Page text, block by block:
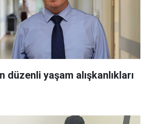
düzenli yaşam alışkanlıkları